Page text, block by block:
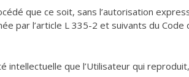
que ce soit, sans l’autorisation
par l’article L 335-2 et suivants du Code
intellectuelle que l’Utilisateur qui